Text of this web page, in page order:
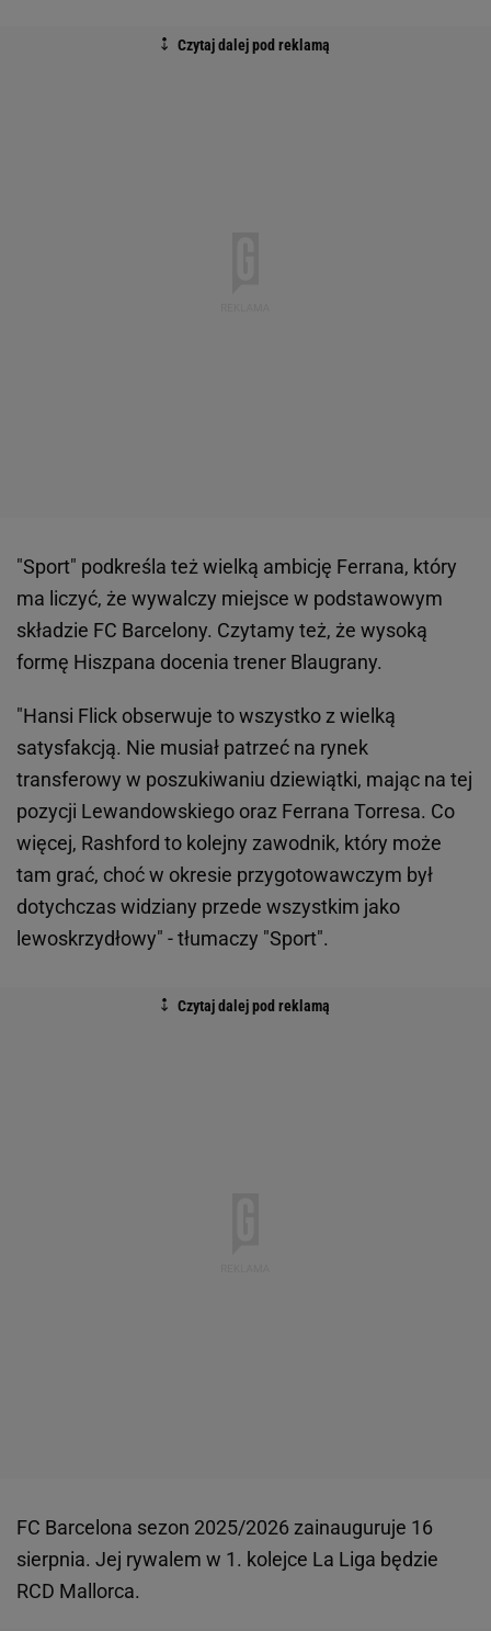
"Sport" podkreśla też wielką ambicję Ferrana, który
ma liczyć, że wywalczy miejsce w podstawowym
składzie FC Barcelony. Czytamy też, że wysoką
formę Hiszpana docenia trener Blaugrany.
"Hansi Flick obserwuje to wszystko z wielką
satysfakcją. Nie musiał patrzeć na rynek
transferowy w poszukiwaniu dziewiątki, mając na tej
pozycji Lewandowskiego oraz Ferrana Torresa. Co
więcej, Rashford to kolejny zawodnik, który może
tam grać, choć w okresie przygotowawczym był
dotychczas widziany przede wszystkim jako
lewoskrzydłowy" - tłumaczy "Sport".
FC Barcelona sezon 2025/2026 zainauguruje 16
sierpnia. Jej rywalem w 1. kolejce La Liga będzie
RCD Mallorca.